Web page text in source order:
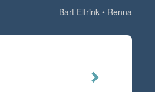
Bart Elfrink Renna